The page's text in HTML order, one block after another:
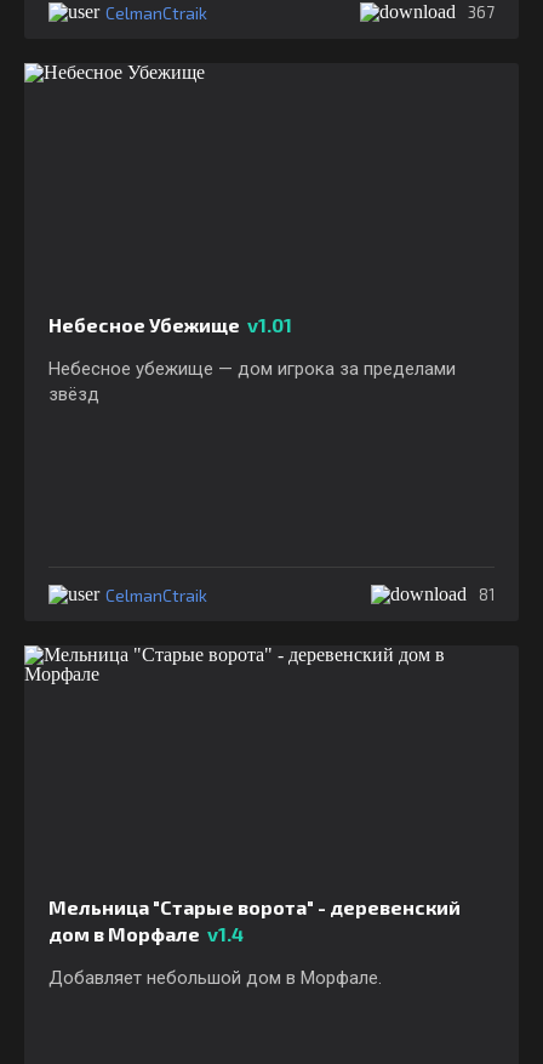
CelmanCtraik 367
Небесное Убежище v1.01
Небесное убежище — дом игрока за пределами
звёзд
CelmanCtraik 81
Мельница "Старые ворота" - деревенский
дом в Морфале v1.4
Добавляет небольшой дом в Морфале.